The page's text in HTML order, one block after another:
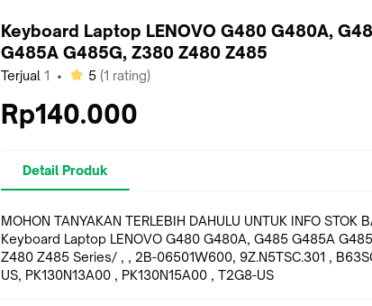
Keyboard Laptop LENOVO G480 G480A,
G485A G485G, Z380 Z480 Z485
Terjual 1 • bintang
5 (1 rating)
Rp140.000
Detail Produk
MOHON TANYAKAN TERLEBIH DAHULU UNTUK INFO STOK
Keyboard Laptop LENOVO G480 G480A, G485 G485A
Z480 Z485 Series/ , , 2B-06501W600, 9Z.N5TSC.301 ,
US, PK130N13A00 , PK130N15A00 , T2G8-US